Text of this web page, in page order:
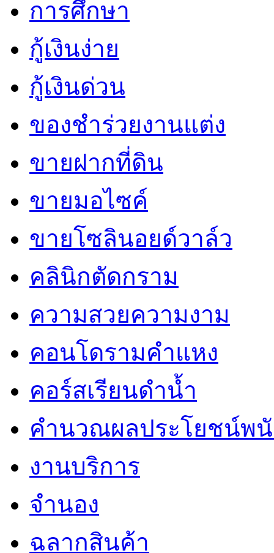
การศึกษา
กู้เงินง่าย
กู้เงินด่วน
ของชำร่วยงานแต่ง
ขายฝากที่ดิน
ขายมอไซค์
ขายโซลินอยด์วาล์ว
คลินิกตัดกราม
ความสวยความงาม
คอนโดรามคำแหง
คอร์สเรียนดำน้ำ
คำนวณผลประโยชน์พ
งานบริการ
จำนอง
ฉลากสินค้า